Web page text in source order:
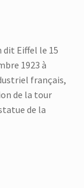
dit Eiffel le 15
1923 à
français,
de la tour
de la